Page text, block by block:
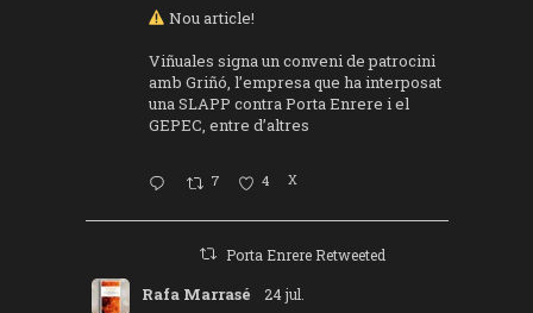
Nou article!
Viñuales signa un conveni de patrocini
amb Griñó, l’empresa que ha interposat
una SLAPP contra Porta Enrere i el
GEPEC, entre d’altres
7 4 X
Porta Enrere Retweeted
Rafa Marrasé 24 jul.